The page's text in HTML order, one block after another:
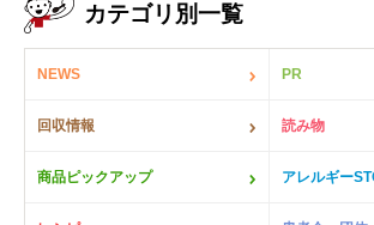
カテゴリ別一覧
NEWS PR
回収情報 読み物
商品ピックアップ アレルギー